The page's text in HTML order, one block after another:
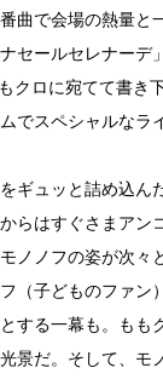
曲で会場の熱量と
セールセレナーデ
クロに宛てて書き
でスペシャルなラ
ギュッと詰め込ん
らはすぐさまアン
ノノフの姿が次々
（子どものファン
する一幕も。もも
景だ。そして、モ